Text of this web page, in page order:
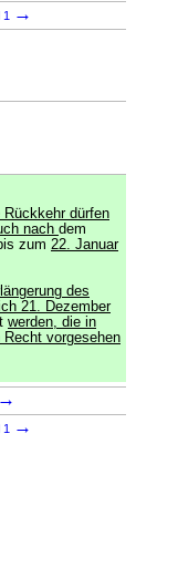
→
dürfen
nach dem
zum 22. Januar
des
21. Dezember
werden, die in
vorgesehen
→
→